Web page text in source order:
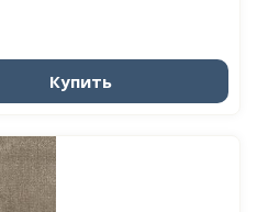
Купить